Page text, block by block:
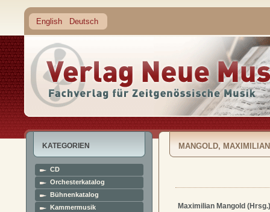
English Deutsch
KATEGORIEN
CD
Orchesterkatalog
Bühnenkatalog
Kammermusik
MANGOLD, MAXIMILIAN
Maximilian Mangold (Hrsg.)